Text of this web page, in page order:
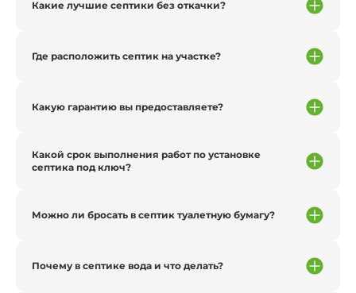
Какие лучшие септики без откачки?
Где расположить септик на участке?
Какую гарантию вы предоставляете?
Какой срок выполнения работ по установке
септика под ключ?
Можно ли бросать в септик туалетную бумагу?
Почему в септике вода и что делать?